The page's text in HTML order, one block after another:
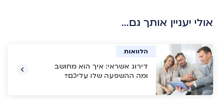
אולי יעניין אותך גם…
הלוואות
דירוג אשראי: איך הוא מחושב
ומה ההשפעה שלו עליכם?
הלוואות
הלוואות
הלוואות